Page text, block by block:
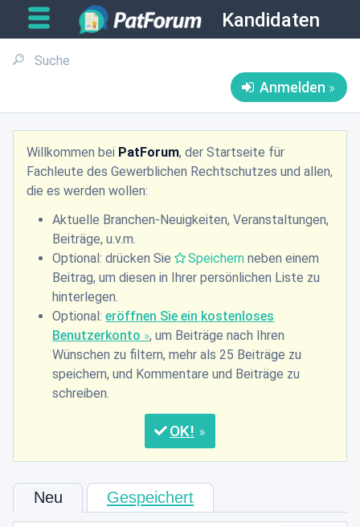
Kandidaten
Anmelden
Willkommen bei PatForum, der Startseite für
Fachleute des Gewerblichen Rechtschutzes und allen,
die es werden wollen:
Aktuelle Branchen-Neuigkeiten, Veranstaltungen,
Beiträge, u.v.m.
Optional: drücken Sie
Speichern neben einem
Beitrag, um diesen in Ihrer persönlichen Liste zu
hinterlegen.
Optional:eröffnen Sie ein kostenloses
Benutzerkonto
, um Beiträge nach Ihren
Wünschen zu filtern, mehr als 25 Beiträge zu
speichern, und Kommentare und Beiträge zu
schreiben.
OK
Neu Gespeichert